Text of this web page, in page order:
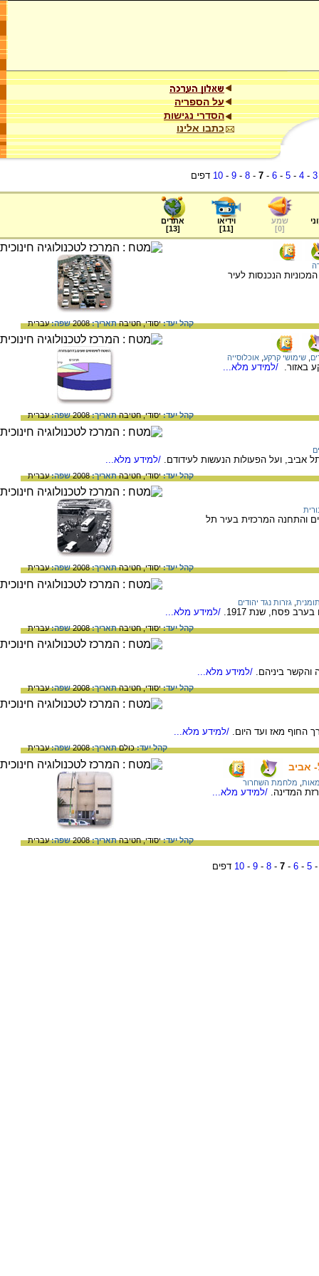
על הספריה
הסדרי נגישות
כתבו אלינו
3
-
4
-
5
-
6
-
7
-
8
-
9
-
10 דפים
שמע
[
0
]
וידיאו
[
11
]
אתרים
[
13
]
הנכנסות לעיר
קהל יעד:יסודי,חטיבהתאריך:2008 שפה:עברית
שימושי קרקע אוכלוסייה
באזור. /למידע מלא...
קהל יעד:יסודי,חטיבהתאריך:2008 שפה:עברית
אביב, ועל הפעולות הנעשות לעידודם. /למידע מלא...
קהל יעד:יסודי,חטיבהתאריך:2008 שפה:עברית
והתחנה המרכזית בעיר תל
קהל יעד:יסודי,חטיבהתאריך:2008 שפה:עברית
גזרות נגד יהודים
פסח, שנת 1917. /למידע מלא...
קהל יעד:יסודי,חטיבהתאריך:2008 שפה:עברית
והקשר ביניהם. /למידע מלא...
קהל יעד:יסודי,חטיבהתאריך:2008 שפה:עברית
החוף מאז ועד היום. /למידע מלא...
קהל יעד:כולםתאריך:2008 שפה:עברית
אביב
מלחמת השחרור
המדינה. /למידע מלא...
קהל יעד:יסודי,חטיבהתאריך:2008 שפה:עברית
5
-
6
-
7
-
8
-
9
-
10 דפים